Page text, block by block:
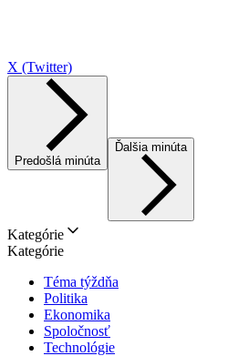
X (Twitter)
Predošlá minúta
Ďalšia minúta
Kategórie
Kategórie
Téma týždňa
Politika
Ekonomika
Spoločnosť
Technológie